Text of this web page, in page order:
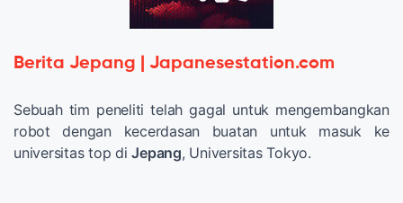
Berita Jepang | Japanesestation.com
Sebuah tim peneliti telah gagal untuk mengembangkan
robot dengan kecerdasan buatan untuk masuk ke
universitas top diJepang, Universitas Tokyo.